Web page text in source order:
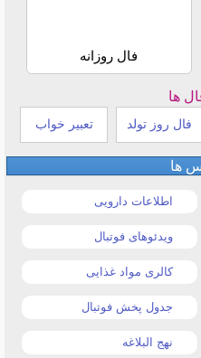
فال روزانه
ها
فال روز تولد تعبیر خواب
ها
اطلاعات دارویی
ویدئوهای فوتبال
کالری مواد غذایی
جدول پخش فوتبال
نهج البلاغه